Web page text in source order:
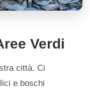
Verdi
città. Ci
e boschi